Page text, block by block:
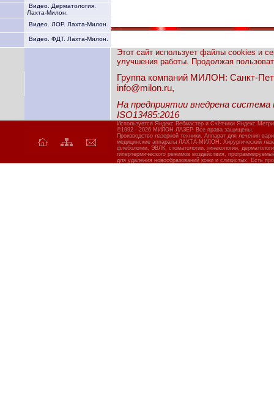
Видео. Дерматология.
Лахта-Милон.
Видео. ЛОР. Лахта-Милон.
Видео. ФДТ. Лахта-Милон.
Этот сайт использует файлы cookies и
улучшения работы. Продолжая
Группа компаний МИЛОН: Санкт-
info@milon.ru,
На предприятии внедрена
ISO13485:2016
Используется Яндекс Вебмастер и Счётчики Яндекс
©1992 - 2026 МИЛОН ЛАЗЕР. Все права защищены.
Производство лазерной техники. Аппарат для лечения
медицинские аппараты ЛАХТА-МИЛОН: Хирургический
флебологии, ЭВЛК, стоматологии, гинекологии,
гипертермического режимов воздействия,
для удаления новообразований кожи и слизистых. Есть